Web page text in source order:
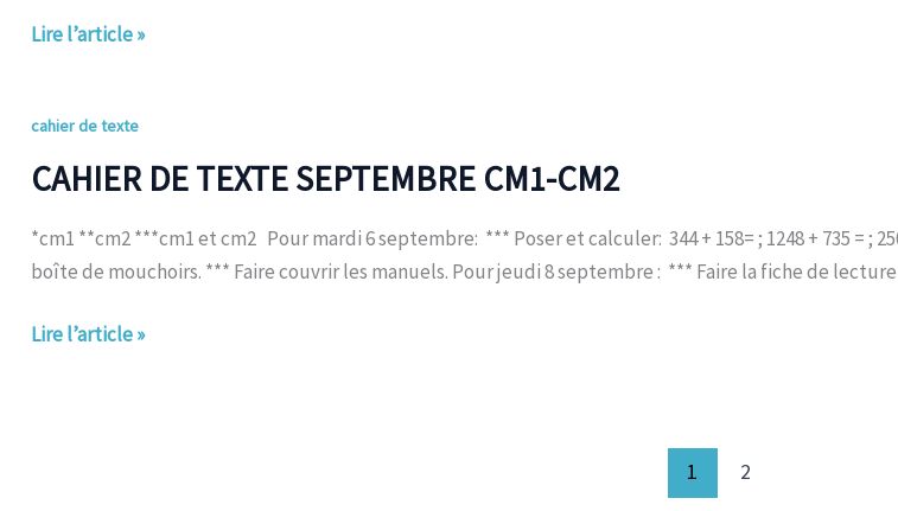
2016
Lire l’article »
cahier de texte
CAHIER DE TEXTE SEPTEMBRE CM1-CM2
*cm1 **cm2 ***cm1 et cm2 Pour mardi 6 septembre: *** Poser et calculer: 344 + 158= ; 1248 + 735 = ;
boîte de mouchoirs. *** Faire couvrir les manuels. Pour jeudi 8 septembre : *** Faire la fiche de lecture
CAHIER
TEXTE
CM1-
Lire l’article »
1 2